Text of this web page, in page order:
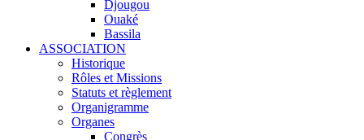
Djougou
Ouaké
Bassila
ASSOCIATION
Historique
Rôles et Missions
Statuts et règlement
Organigramme
Organes
Congrès